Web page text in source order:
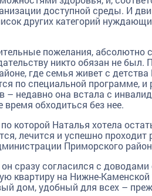
доступной среды. И
других категорий
пожелания, абсолютно
никто обязан не был.
где семья живет с детства
по специальной программе,
– недавно она встала с
обходиться без нее.
которой Наталья хотела
лечится и успешно
Приморского
сразу согласился с
квартиру на Нижне-Каменской
дом, удобный для всех –